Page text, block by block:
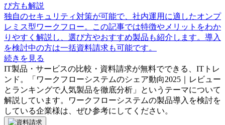
び方も解説
独自のセキュリティ対策が可能で、社内運用に適したオンプ
レミス型ワークフロー。この記事では特徴やメリットをわか
りやすく解説し、選び方やおすすめ製品も紹介します。導入
を検討中の方は一括資料請求も可能です。
続きを見る
IT製品・サービスの比較・資料請求が無料でできる、ITトレ
ンド。「 ワークフローシステムのシェア動向2025｜レビュー
とランキングで人気製品を徹底分析 」というテーマについて
解説しています。
ワークフローシステムの製品導入を検討を
している企業様は、ぜひ参考にしてください。